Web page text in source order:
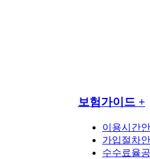
보험가이드 +
이용시간
가입절차
수수료율